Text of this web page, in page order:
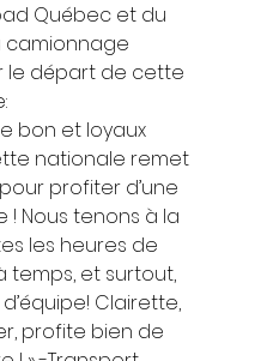
Québec et du
camionnage
le départ de cette
bon et loyaux
nationale remet
profiter d’une
Nous tenons à la
les heures de
temps, et surtout,
Clairette,
profite bien de